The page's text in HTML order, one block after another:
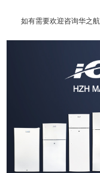
如有需要欢迎咨询华之